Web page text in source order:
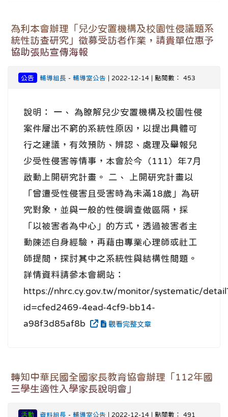
為利本會辦理「兒少安置機構及校園性侵議題系
統性訪查研究」徵募受訪者作業，請貴單位惠予
協助張貼宣傳海報
公告 輔導組長 - 輔導室公告 | 2022-12-14 | 點閱數： 453
說明： 一、 為瞭解兒少安置機構及校園性侵
案件層出不窮的系統性原因，以提出具體可
行之建議，有效預防、辨認、處理及舉報兒
少受性侵害等情事，本會於今（111）年7月
啟動上開研究計畫。 二、 上開研究計畫以
「曾遭受性侵害且受害時為未滿18歲」為研
究對象，並與一般的性侵調查做區隔，採
「以被害者為中心」的方式，透過被害者主
動陳述自身經驗，再藉由專業心理師或社工
師提問，探討其中之系統性與結構性問題。
詳情資料請參本會網站：
https://nhrc.cy.gov.tw/monitor/systematic/
id=cfed2469-4ead-4cf9-bb14-
a98f3d85af8b
觀看完整文章
轉知中華民國全國家長教育協會辦理「112年國
三學生適性入學家長說明會」
活動 資料組長 - 輔導室公告 | 2022-12-14 | 點閱數： 491